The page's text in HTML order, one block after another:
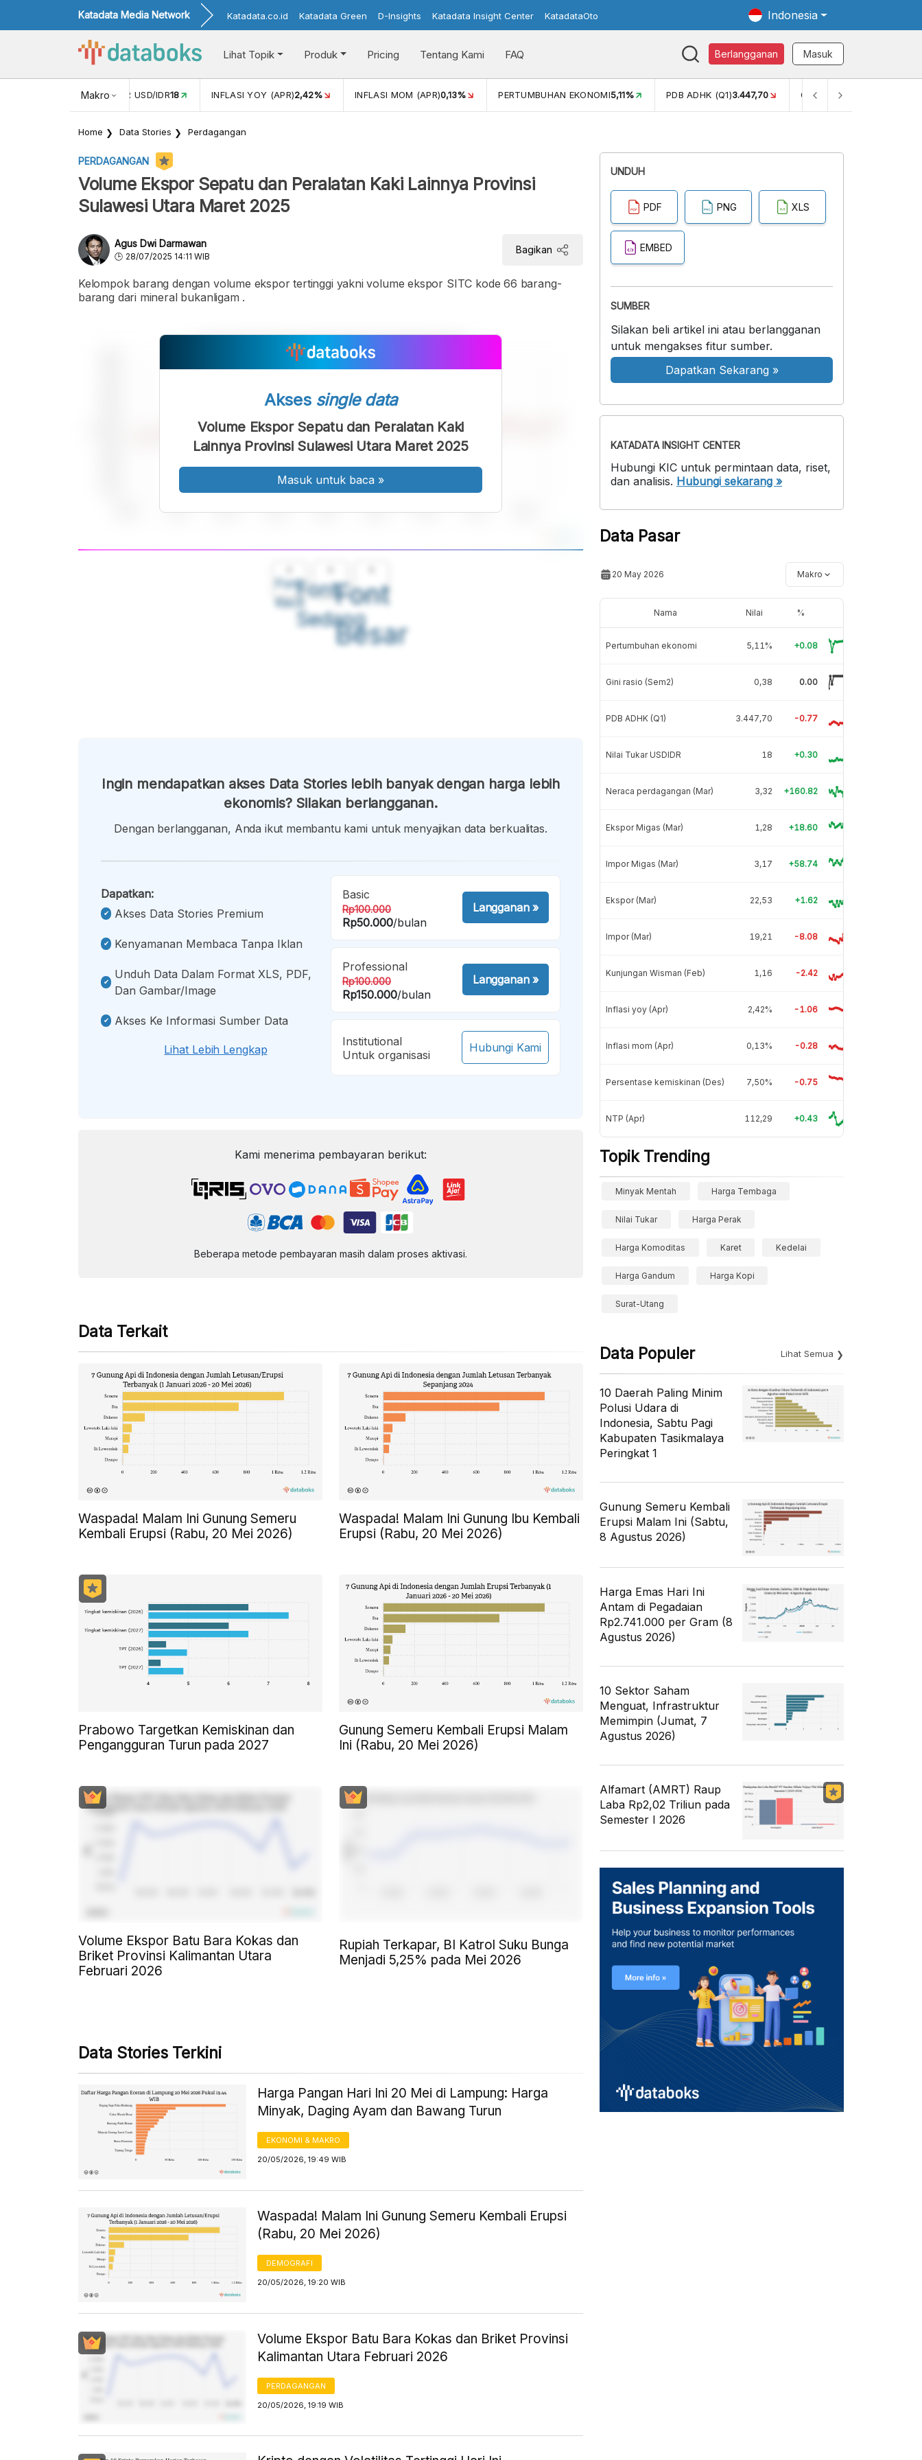
Katadata Media Network Katadata.co.id Katadata Green D-Insights Katadata Insight Center KatadataOto Indonesia
Lihat Topik Produk Pricing Tentang Kami FAQ Berlangganan Masuk
Makro
INFLASI YOY (APR)2,42% INFLASI MOM (APR)0,13% PERTUMBUHAN EKONOMI 5,11% PDB ADHK (Q1)3.447,70 GINI RASIO (SEM2)0,38 PERSENTASE KEMISKINAN
Home Data Stories Perdagangan
PERDAGANGAN
Volume Ekspor Sepatu dan Peralatan Kaki Lainnya Provinsi
Sulawesi Utara Maret 2025
Agus Dwi Darmawan
28/07/2025 14:11 WIB
Bagikan
Kelompok barang dengan volume ekspor tertinggi yakni volume ekspor SITC kode 66 barang-
barang dari mineral bukanligam .
Font
Kecil
Font
Sedang
Font
Besar
Akses single data
Volume Ekspor Sepatu dan Peralatan Kaki
Lainnya Provinsi Sulawesi Utara Maret 2025
Masuk untuk baca »
Ingin mendapatkan akses Data Stories lebih banyak dengan harga lebih
ekonomis? Silakan berlangganan.
Dengan berlangganan, Anda ikut membantu kami untuk menyajikan data berkualitas.
Dapatkan:
Akses Data Stories Premium
Kenyamanan Membaca Tanpa Iklan
Unduh Data Dalam Format XLS, PDF,
Dan Gambar/image
Akses Ke Informasi Sumber Data
Lihat Lebih Lengkap
Basic
Rp100.000
Rp50.000/bulan
Langganan»
Professional
Rp100.000
Rp150.000/bulan
Langganan»
Institutional
Untuk organisasi
Hubungi Kami
Kami menerima pembayaran berikut:
Beberapa metode pembayaran masih dalam proses aktivasi.
Data Terkait
Waspada! Malam Ini Gunung Semeru
Kembali Erupsi (Rabu, 20 Mei 2026)
Waspada! Malam Ini Gunung Ibu Kembali
Erupsi (Rabu, 20 Mei 2026)
Prabowo Targetkan Kemiskinan dan
Pengangguran Turun pada 2027
Gunung Semeru Kembali Erupsi Malam
Ini (Rabu, 20 Mei 2026)
Volume Ekspor Batu Bara Kokas dan
Briket Provinsi Kalimantan Utara
Februari 2026
Rupiah Terkapar, BI Katrol Suku Bunga
Menjadi 5,25% pada Mei 2026
Data Stories Terkini
Harga Pangan Hari Ini 20 Mei di Lampung: Harga
Minyak, Daging Ayam dan Bawang Turun
EKONOMI & MAKRO
20/05/2026, 19:49 WIB
Waspada! Malam Ini Gunung Semeru Kembali Erupsi
(Rabu, 20 Mei 2026)
DEMOGRAFI
20/05/2026, 19:20 WIB
Volume Ekspor Batu Bara Kokas dan Briket Provinsi
Kalimantan Utara Februari 2026
PERDAGANGAN
20/05/2026, 19:19 WIB
UNDUH
PDF PNG XLS
EMBED
SUMBER
Silakan beli artikel ini atau berlangganan
untuk mengakses fitur sumber.
Dapatkan Sekarang »
KATADATA INSIGHT CENTER
Hubungi KIC untuk permintaan data, riset,
dan analisis. Hubungi sekarang »
Data Pasar
20 May 2026 Makro
Nama Nilai %
Pertumbuhan ekonomi 5,11% +0.08
Gini rasio (Sem2) 0,38 0.00
PDB ADHK (Q1) 3.447,70 -0.77
Nilai Tukar USDIDR 18 +0.30
Neraca perdagangan (Mar) 3,32 +160.82
Ekspor Migas (Mar) 1,28 +18.60
Impor Migas (Mar) 3,17 +58.74
Ekspor (Mar) 22,53 +1.62
Impor (Mar) 19,21 -8.08
Kunjungan Wisman (Feb) 1,16 -2.42
Inflasi yoy (Apr) 2,42% -1.06
Inflasi mom (Apr) 0,13% -0.28
Persentase kemiskinan (Des) 7,50% -0.75
NTP (Apr) 112,29 +0.43
Topik Trending
Minyak Mentah Harga Tembaga
Nilai Tukar Harga Perak
Harga Komoditas Karet Kedelai
Harga Gandum Harga Kopi
Surat-Utang
Data Populer Lihat Semua
10 Daerah Paling Minim
Polusi Udara di
Indonesia, Sabtu Pagi
Kabupaten Tasikmalaya
Peringkat 1
Gunung Semeru Kembali
Erupsi Malam Ini (Sabtu,
8 Agustus 2026)
Harga Emas Hari Ini
Antam di Pegadaian
Rp2.741.000 per Gram (8
Agustus 2026)
10 Sektor Saham
Menguat, Infrastruktur
Memimpin (Jumat, 7
Agustus 2026)
Alfamart (AMRT) Raup
Laba Rp2,02 Triliun pada
Semester I 2026